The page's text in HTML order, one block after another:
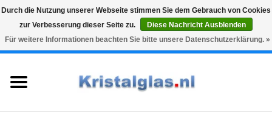
Snelle levering
Graveren
0 Artikel - €0,00
Durch die Nutzung unserer Webseite stimmen Sie dem Gebrauch von Cookies
zur Verbesserung dieser Seite zu.
Diese Nachricht Ausblenden
Für weitere Informationen beachten Sie bitte unsere Datenschutzerklärung. »